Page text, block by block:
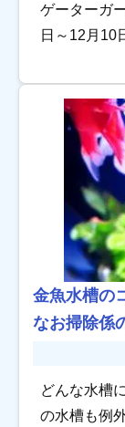
ゲーターガ
日～12月10
ります。 海
金魚水槽の
なお掃除係
どんな水槽
の水槽も例